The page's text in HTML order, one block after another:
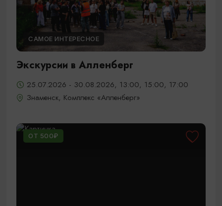
САМОЕ ИНТЕРЕСНОЕ
Экскурсии в Алленберг
25.07.2026 - 30.08.2026, 13:00, 15:00, 17:00
Знаменск, Комплекс «Алленберг»
ОТ 500₽